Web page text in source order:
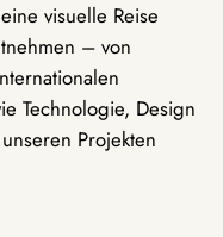
visuelle Reise
– von
Technologie, Design
Projekten